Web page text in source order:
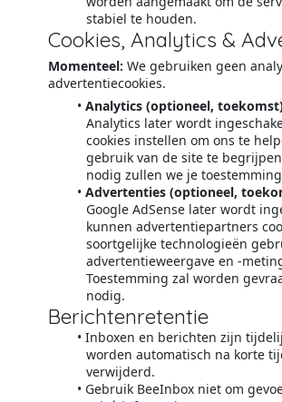
stabiel te houden.
Cookies, Analytics &
Momenteel: We gebruiken geen
advertentiecookies.
Analytics (optioneel,
Analytics later wordt
cookies instellen om ons te
gebruik van de site te
nodig zullen we je
Advertenties (optioneel,
Google AdSense later wordt
kunnen advertentiepartners
soortgelijke technologieën
advertentieweergave en -
Toestemming zal worden
nodig.
Berichtenretentie
Inboxen en berichten zijn
worden automatisch na korte
verwijderd.
Gebruik BeeInbox niet om